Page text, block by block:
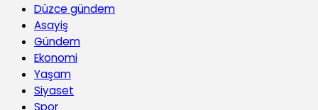
Düzce gündem
Asayiş
Gündem
Ekonomi
Yaşam
Siyaset
Spor